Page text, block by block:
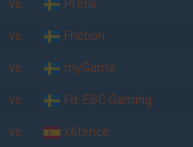
vs. Prefix
vs. Friction
vs. myGame
vs. Fd. ESC Gaming
vs. x6tence